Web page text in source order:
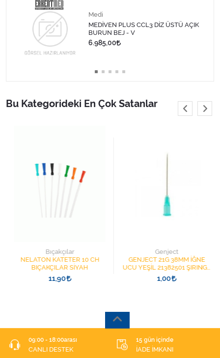
Medi
MEDİVEN PLUS CCL3 DİZ ÜSTÜ AÇIK
BURUN BEJ - V
6.985,00
Bu Kategorideki En Çok Satanlar
Bıçakçılar
NELATON KATETER 10 CH
BIÇAKÇILAR SİYAH
11,90
Genject
GENJECT 21G 38MM İĞNE
UCU YEŞİL 21382501 ŞIRINGA
İĞNESİ
1,00
09:00 - 18:00arası
CANLI DESTEK
15 gün içinde
İADE İMKANI